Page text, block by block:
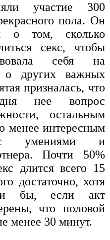
участие 300
пола. Он
о том, сколько
секс, чтобы
себя на
о других важных
призналась, что
нее вопрос
остальным
менее интересным
умениями и
Почти 50%
длится всего 15
достаточно, хотя
бы, если акт
что половой
менее 30 минут.